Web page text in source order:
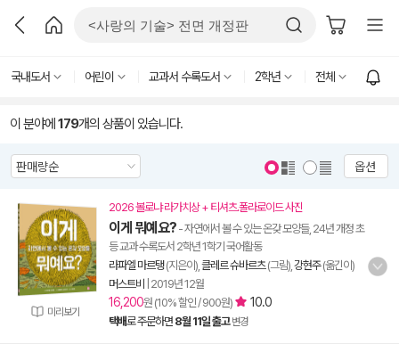
국내도서 어린이 교과서 수록도서 2학년 전체
이 분야에 179개의 상품이 있습니다.
옵션
미리보기
2026 볼로냐 라가치상 + 티셔츠.폴라로이드 사진
이게 뭐예요? - 자연에서 볼 수 있는 온갖 모양들, 24년 개정 초
등 교과 수록도서 2학년 1학기 국어활동
라파엘 마르탱(지은이), 클레르 슈바르츠(그림), 강현주(옮긴이)
머스트비
2019년 12월
16,200원 (10% 할인 / 900원) 10.0
택배로 주문하면 8월 11일 출고 변경